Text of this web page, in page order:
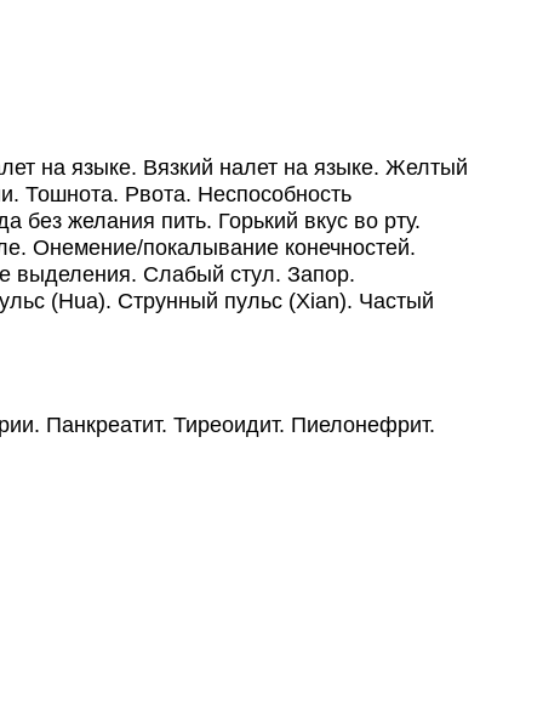
на языке. Вязкий налет на языке. Желтый
Тошнота. Рвота. Неспособность
желания пить. Горький вкус во рту.
Онемение/покалывание конечностей.
выделения. Слабый стул. Запор.
(Hua). Струнный пульс (Xian). Частый
Панкреатит. Тиреоидит. Пиелонефрит.